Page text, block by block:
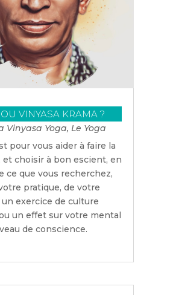
VINYASA KRAMA ?
Vinyasa Yoga, Le Yoga
pour vous aider à faire la
et choisir à bon escient, en
ce que vous recherchez,
pratique, de votre
exercice de culture
un effet sur votre mental
de conscience.